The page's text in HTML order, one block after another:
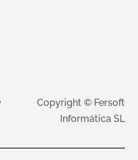
Copyright © Fersoft
Informática SL